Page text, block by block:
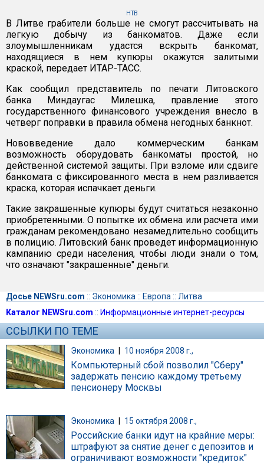
НТВ
В Литве грабители больше не смогут рассчитывать на
легкую добычу из банкоматов. Даже если
злоумышленникам удастся вскрыть банкомат,
находящиеся в нем купюры окажутся залитыми
краской, передает ИТАР-ТАСС.
Как сообщил представитель по печати Литовского
банка Миндаугас Милешка, правление этого
государственного финансового учреждения внесло в
четверг поправки в правила обмена негодных банкнот.
Нововведение дало коммерческим банкам
возможность оборудовать банкоматы простой, но
действенной системой защиты. При взломе или сдвиге
банкомата с фиксированного места в нем разливается
краска, которая испачкает деньги.
Такие закрашенные купюры будут считаться незаконно
приобретенными. О попытке их обмена или расчета ими
гражданам рекомендовано незамедлительно сообщить
в полицию. Литовский банк проведет информационную
кампанию среди населения, чтобы люди знали о том,
что означают "закрашенные" деньги.
Досье NEWSru.com :: Экономика :: Европа :: Литва
Каталог NEWSru.com :: Информационные интернет-ресурсы
ССЫЛКИ ПО ТЕМЕ
Экономика | 10 ноября 2008 г.,
Компьютерный сбой позволил "Сберу"
задержать пенсию каждому третьему
пенсионеру Москвы
Экономика 15 октября 2008 г.,
Российские банки идут на крайние меры:
штрафуют за снятие денег с депозитов и
ограничивают возможности "кредиток"